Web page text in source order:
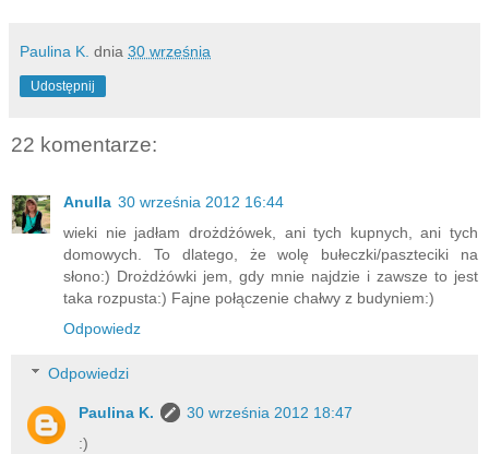
Paulina K. dnia 30 września
Udostępnij
22 komentarze:
Anulla 30 września 2012 16:44
wieki nie jadłam drożdżówek, ani tych kupnych, ani tych
domowych. To dlatego, że wolę bułeczki/paszteciki na
słono:) Drożdżówki jem, gdy mnie najdzie i zawsze to jest
taka rozpusta:) Fajne połączenie chałwy z budyniem:)
Odpowiedz
Odpowiedzi
Paulina K.
30 września 2012 18:47
:)